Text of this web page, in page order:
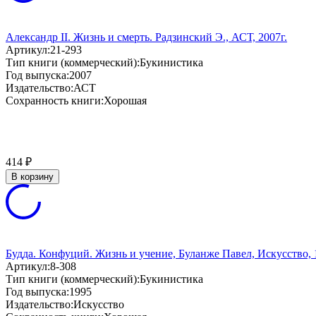
Александр II. Жизнь и смерть. Радзинский Э., АСТ, 2007г.
Артикул:21-293
Тип книги (коммерческий):Букинистика
Год выпуска:2007
Издательство:АСТ
Сохранность книги:Хорошая
414 ₽
В корзину
Будда. Конфуций. Жизнь и учение, Буланже Павел, Искусство,
Артикул:8-308
Тип книги (коммерческий):Букинистика
Год выпуска:1995
Издательство:Искусство